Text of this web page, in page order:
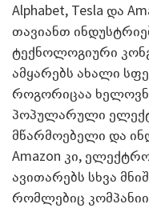
Alphabet, Tesla და
თავიანთ
ტექნოლოგიური
ამყარებს ახალი
როგორიცაა
პოპულარული
მწარმოებელი და
Amazon კი,
ავითარებს სხვა
რომლებიც